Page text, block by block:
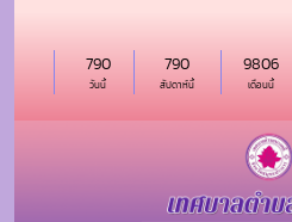
วันนี้
790
สัปดาห์นี้
790
เดือนนี้
9806